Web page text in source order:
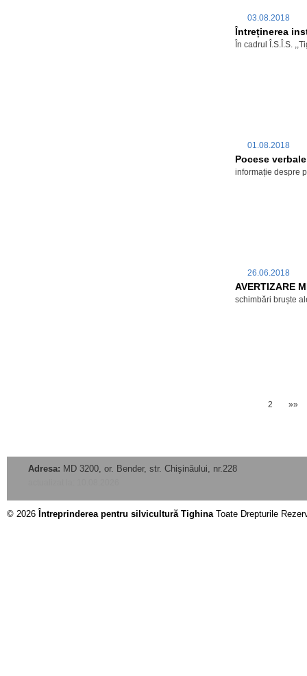
03.08.2018
Întreținerea
În cadrul Î.S.Î.S.
01.08.2018
Pocese
informație despre
26.06.2018
AVERTIZARE
schimbări bruște
2 »»
Adresa: MD 3200, or. Bender, str. Chişinăului, nr.228
© 2026 Întreprinderea pentru silvicultură TighinaToate Drepturile